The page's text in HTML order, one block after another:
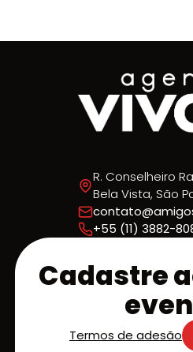
R. Conselheiro
Bela Vista, São
+55 (11) 3882-
Cadastre
Termos de adesão